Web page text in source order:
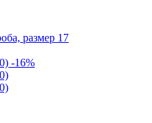
размер 17
-16%